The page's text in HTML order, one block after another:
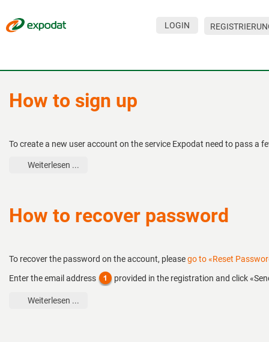
LOGIN
How to sign up
To create a new user account on the service Expodat need to pass a
Weiterlesen ...
How to recover password
To recover the password on the account, pleasego to «Reset
Enter the email address
provided in the registration and click
Weiterlesen ...
Über den Service
Für Veranstalter